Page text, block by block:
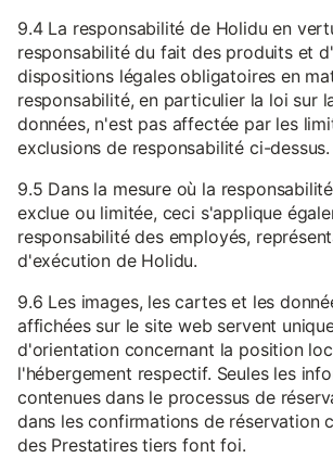
9.4 La responsabilité de Holidu en
responsabilité du fait des produits et
dispositions légales obligatoires en
responsabilité, en particulier la loi sur
données, n'est pas affectée par les
exclusions de responsabilité ci-dessus.
9.5 Dans la mesure où la
exclue ou limitée, ceci s'applique
responsabilité des employés,
d'exécution de Holidu.
9.6 Les images, les cartes et les
affichées sur le site web servent
d'orientation concernant la position
l'hébergement respectif. Seules les
contenues dans le processus de
dans les confirmations de réservation
des Prestatires tiers font foi.